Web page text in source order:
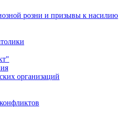
розни и призывы к насилию
организаций